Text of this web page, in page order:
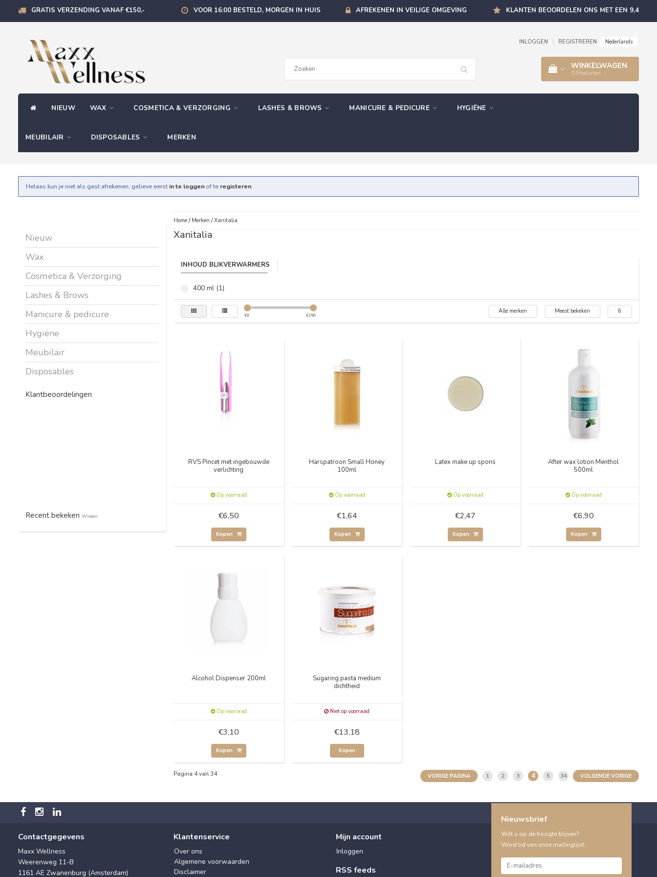
GRATIS VERZENDING VANAF €150,- VOOR 16:00 BESTELD, MORGEN IN HUIS AFREKENEN IN VEILIGE OMGEVING KLANTEN BEOORDELEN ONS MET EEN 9,4
INLOGGEN REGISTREREN Nederlands
WINKELWAGEN
0 Producten
NIEUW WAX COSMETICA & VERZORGING LASHES & BROWS MANICURE & PEDICURE HYGIËNE
MEUBILAIR DISPOSABLES MERKEN
Helaas kun je niet als gast afrekenen, gelieve eerst in te loggen of te registeren.
Nieuw
Wax
Cosmetica & Verzorging
Lashes & Brows
Manicure & pedicure
Hygiëne
Meubilair
Disposables
Klantbeoordelingen
Recent bekeken Wissen
Home/ Merken /Xanitalia
Xanitalia
INHOUD BLIKVERWARMERS
400 ml (1)
€0 €250
Alle merken Meest bekeken 6
RVS Pincet met ingebouwde
verlichting
Op voorraad
€6,50
Kopen
Harspatroon Small Honey
100ml
Op voorraad
€1,64
Kopen
Latex make up spons
Op voorraad
€2,47
Kopen
After wax lotion Menthol
500ml
Op voorraad
€6,90
Kopen
Alcohol Dispenser 200ml
Op voorraad
€3,10
Kopen
Sugaring pasta medium
dichtheid
Niet op voorraad
€13,18
Kopen
Pagina 4 van 34 VORIGE PAGINA 1 2 3 4 5 34 VOLGENDE VORIGE
Contactgegevens
Maxx Wellness
Weerenweg 11-B
1161 AE Zwanenburg (Amsterdam)
Klantenservice
Over ons
Algemene voorwaarden
Disclaimer
Mijn account
Inloggen
RSS feeds
Nieuwsbrief
Wilt u op de hoogte blijven?
Word lid van onze mailinglijst: